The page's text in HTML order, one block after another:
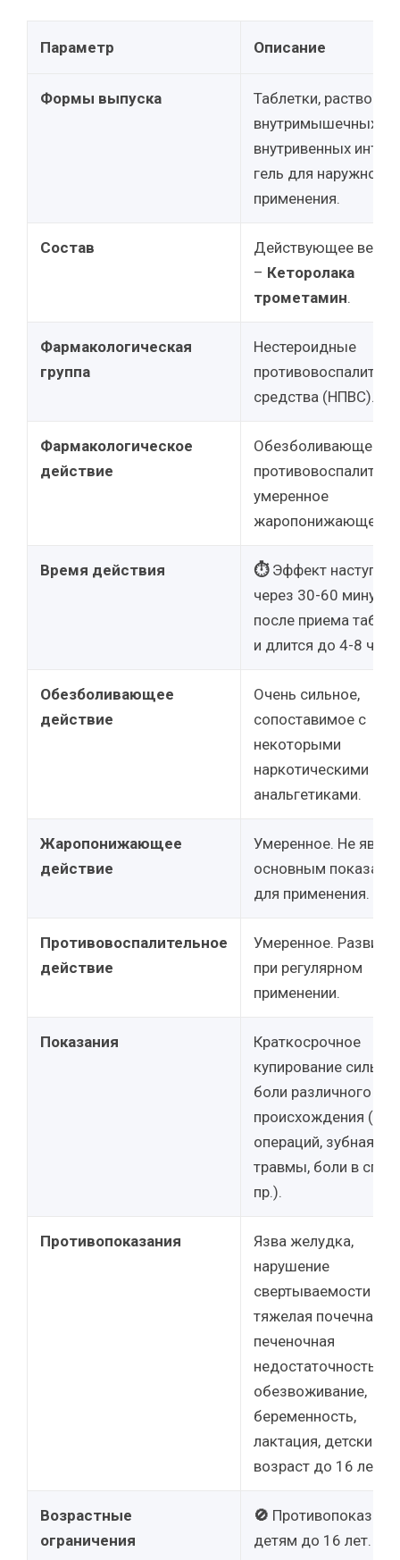
Параметр Описание
Формы выпуска
Таблетки, раствор
внутримышечных и
внутривенных
гель для наружного
применения.
Состав
Действующее
– Кеторолака
трометамин.
Фармакологическая
группа
Нестероидные
средства (НПВС).
Фармакологическое
действие
Обезболивающее,
умеренное
жаропонижающее.
Время действия ⏱Эффект наступает
через 30-60 минут
после приема
и длится до 4-8
Обезболивающее
действие
Очень сильное,
сопоставимое с
некоторыми
наркотическими
анальгетиками.
Жаропонижающее
действие
Умеренное. Не
основным
для применения.
Противовоспалительное
действие
Умеренное.
при регулярном
применении.
Показания
Краткосрочное
купирование
боли различного
происхождения
операций, зубная
травмы, боли в
пр.).
Противопоказания
Язва желудка,
нарушение
свертываемости
тяжелая почечная/
печеночная
недостаточность,
обезвоживание,
беременность,
лактация, детский
возраст до 16 лет.
Возрастные
ограничения
🚫 Противопоказан
детям до 16 лет.